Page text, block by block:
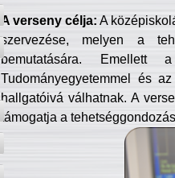
A verseny célja: A
szervezése, melyen a
bemutatására. Emellett
Tudományegyetemmel és
hallgatóivá válhatnak. A
támogatja a